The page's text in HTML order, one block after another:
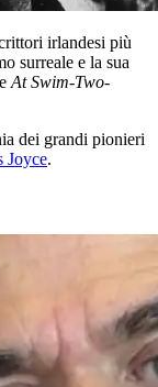
irlandesi più
surreale e la sua
At Swim-Two-
dei grandi pionieri
Joyce.